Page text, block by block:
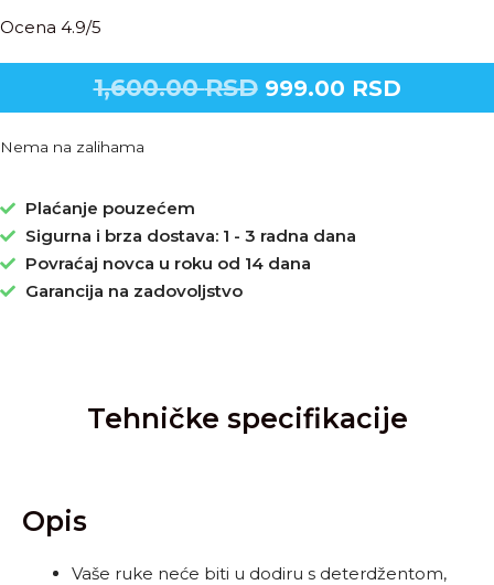
Ocena 4.9/5
1,600.00RSD 999.00 RSD
Nema na zalihama
Plaćanje pouzećem
Sigurna i brza dostava: 1 - 3 radna dana
Povraćaj novca u roku od 14 dana
Garancija na zadovoljstvo
Tehničke specifikacije
Opis
Vaše ruke neće biti u dodiru s deterdžentom,